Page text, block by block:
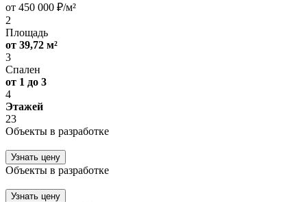
от 450 000 ₽/м²
2
Площадь
от 39,72 м²
3
Спален
от 1 до 3
4
Этажей
23
Объекты в разработке
Узнать цену
Объекты в разработке
Узнать цену